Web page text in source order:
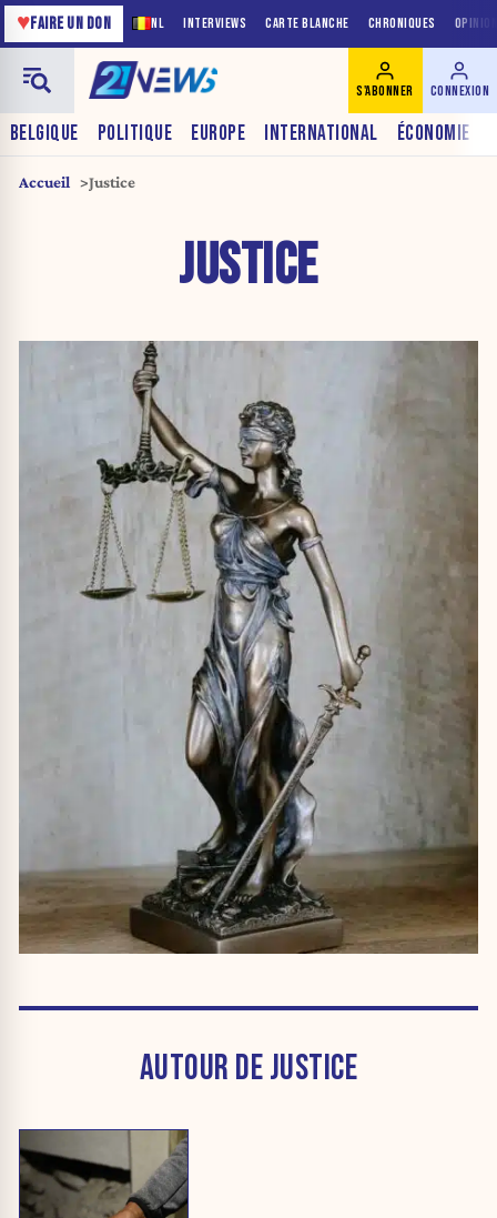
NL INTERVIEWS CARTE BLANCHE CHRONIQUES
♥FAIRE UN DON
BELGIQUE POLITIQUE EUROPE INTERNATIONAL ÉCONOMIE
S'ABONNER CONNEXION
Accueil Justice
JUSTICE
AUTOUR DE JUSTICE